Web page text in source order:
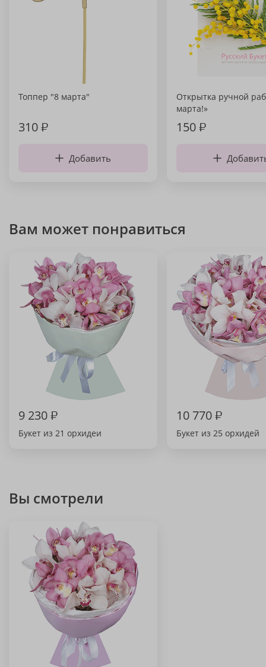
Топпер "8 марта"
310₽
Добавить
Открытка ручной
марта!»
150₽
Вам может понравиться
9 230₽
Букет из 21 орхидеи
10 770₽
Букет из 25 орхидей
Вы смотрели